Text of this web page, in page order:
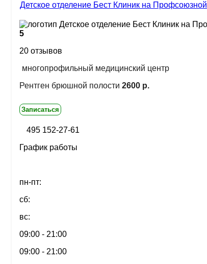
Детское отделение Бест Клиник на Профсоюзной
5
20 отзывов
многопрофильный медицинский центр
Рентген брюшной полости 2600 р.
Записаться
495 152-27-61
График работы
пн-пт:
сб:
вс:
09:00 - 21:00
09:00 - 21:00